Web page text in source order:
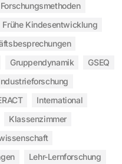
Forschungsmethoden
Frühe Kindesentwicklung
Gruppendynamik
GSEQ
International
Klassenzimmer
Lehr-Lernforschung